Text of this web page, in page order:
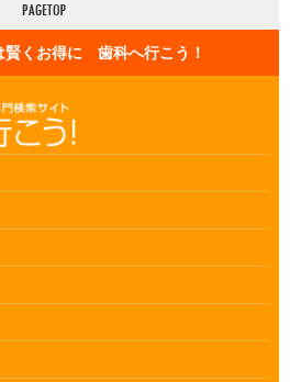
賢くお得に 歯科へ行こう！